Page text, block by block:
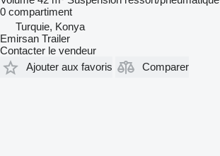
0 compartiment
Turquie, Konya
Emirsan Trailer
Contacter le vendeur
Ajouter aux favoris
Comparer